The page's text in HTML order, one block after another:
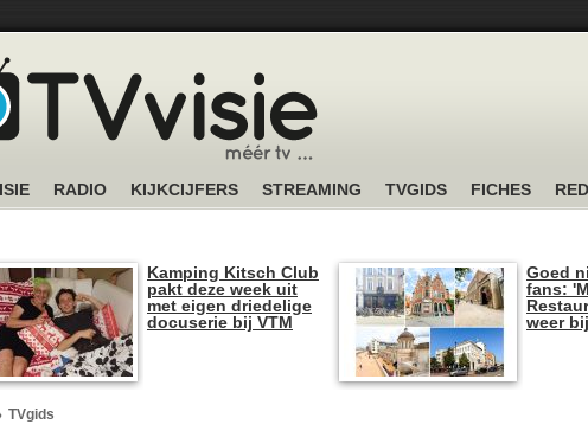
RADIO KIJKCIJFERS STREAMING TVGIDS FICHES
Kamping Kitsch Club
pakt deze week uit
met eigen driedelige
docuserie bij VTM
Goed
fans:
weer
TVgids